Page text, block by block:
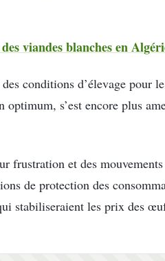
viandes blanches en
conditions d’élevage pour
s’est encore plus
frustration et des
de protection des
stabiliseraient les prix des